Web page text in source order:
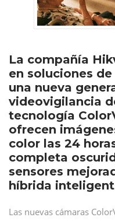
La compañía
en soluciones
una nueva
videovigilancia
tecnología
ofrecen
color las 24
completa
sensores
híbrida
Las nuevas cámaras